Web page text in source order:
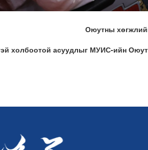
Оюутны
холбоотой асуудлыг МУИС-ийн